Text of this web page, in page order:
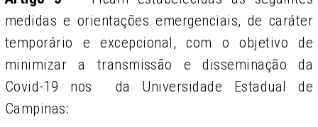
medidas e orientações emergenciais, de caráter
temporário e excepcional, com o objetivo de
minimizar a transmissão e disseminação da
Covid-19 nos da Universidade Estadual de
Campinas: